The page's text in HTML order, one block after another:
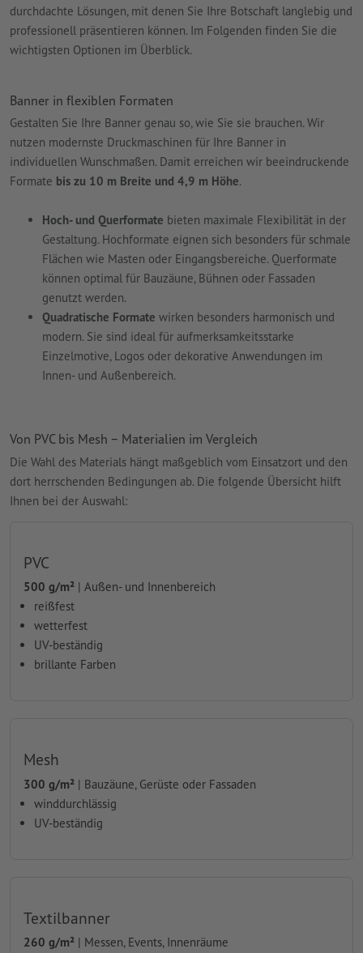
durchdachte Lösungen, mit denen Sie Ihre Botschaft langlebig und
professionell präsentieren können. Im Folgenden finden Sie die
wichtigsten Optionen im Überblick.
Banner in flexiblen Formaten
Gestalten Sie Ihre Banner genau so, wie Sie sie brauchen. Wir
nutzen modernste Druckmaschinen für Ihre Banner in
individuellen Wunschmaßen. Damit erreichen wir beeindruckende
Formate bis zu 10 m Breite und 4,9 m Höhe.
Hoch- und Querformate bieten maximale Flexibilität in der
Gestaltung. Hochformate eignen sich besonders für schmale
Flächen wie Masten oder Eingangsbereiche. Querformate
können optimal für Bauzäune, Bühnen oder Fassaden
genutzt werden.
Quadratische Formate wirken besonders harmonisch und
modern. Sie sind ideal für aufmerksamkeitsstarke
Einzelmotive, Logos oder dekorative Anwendungen im
Innen- und Außenbereich.
Von PVC bis Mesh – Materialien im Vergleich
Die Wahl des Materials hängt maßgeblich vom Einsatzort und den
dort herrschenden Bedingungen ab. Die folgende Übersicht hilft
Ihnen bei der Auswahl:
PVC
500 g/m² | Außen- und Innenbereich
reißfest
wetterfest
UV-beständig
brillante Farben
Mesh
300 g/m² | Bauzäune, Gerüste oder Fassaden
winddurchlässig
UV-beständig
Textilbanner
260 g/m² | Messen, Events, Innenräume